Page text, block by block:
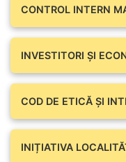
CONTROL INTERN
INVESTITORI ȘI
COD DE ETICĂ ȘI
INIȚIATIVA